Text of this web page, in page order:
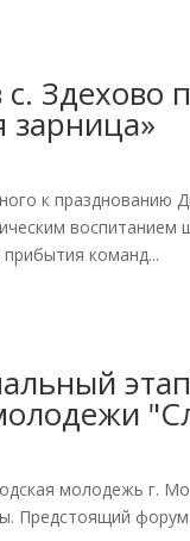
Здехово
зарница»
к празднованию
воспитанием
команд...
молодежь г.
Предстоящий